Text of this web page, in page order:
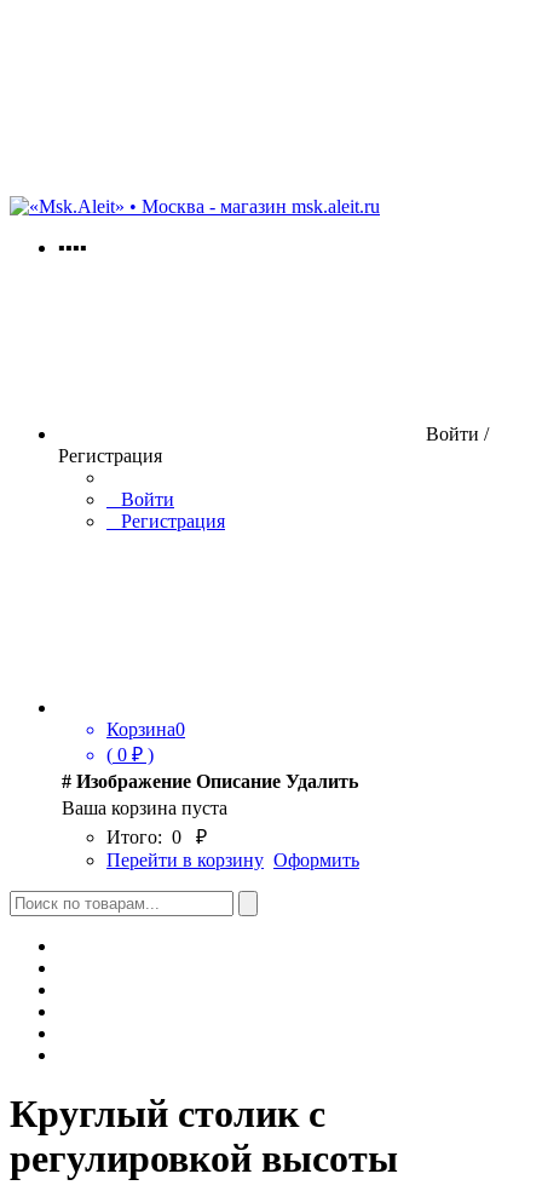
msk.aleit.ru
▪▪▪▪
Войти /
Регистрация
Войти
Регистрация
Корзина0
( 0 ₽ )
# Изображение Описание Удалить
Ваша корзина пуста
Итого: 0
₽
Перейти в корзину Оформить
Круглый столик с
регулировкой высоты